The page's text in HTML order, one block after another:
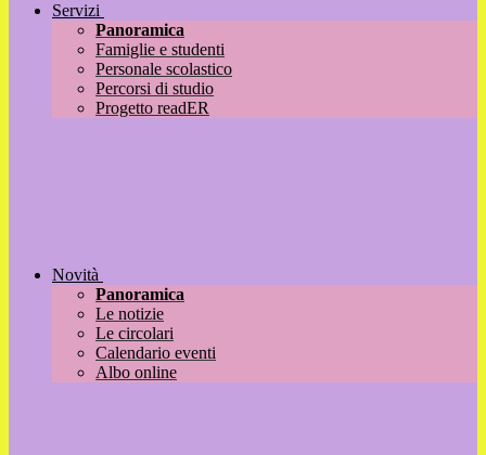
Servizi
Panoramica
Famiglie e studenti
Personale scolastico
Percorsi di studio
Progetto readER
Novità
Panoramica
Le notizie
Le circolari
Calendario eventi
Albo online